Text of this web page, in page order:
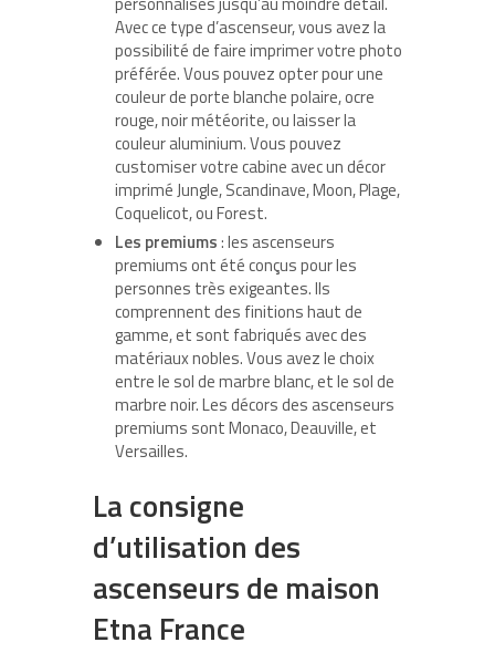
Avec ce type d’ascenseur, vous avez la
possibilité de faire imprimer votre photo
préférée. Vous pouvez opter pour une
couleur de porte blanche polaire, ocre
rouge, noir météorite, ou laisser la
couleur aluminium. Vous pouvez
customiser votre cabine avec un décor
imprimé Jungle, Scandinave, Moon, Plage,
Coquelicot, ou Forest.
Les premiums: les ascenseurs
premiums ont été conçus pour les
personnes très exigeantes. Ils
comprennent des finitions haut de
gamme, et sont fabriqués avec des
matériaux nobles. Vous avez le choix
entre le sol de marbre blanc, et le sol de
marbre noir. Les décors des ascenseurs
premiums sont Monaco, Deauville, et
Versailles.
La consigne
d’utilisation des
ascenseurs de maison
Etna France